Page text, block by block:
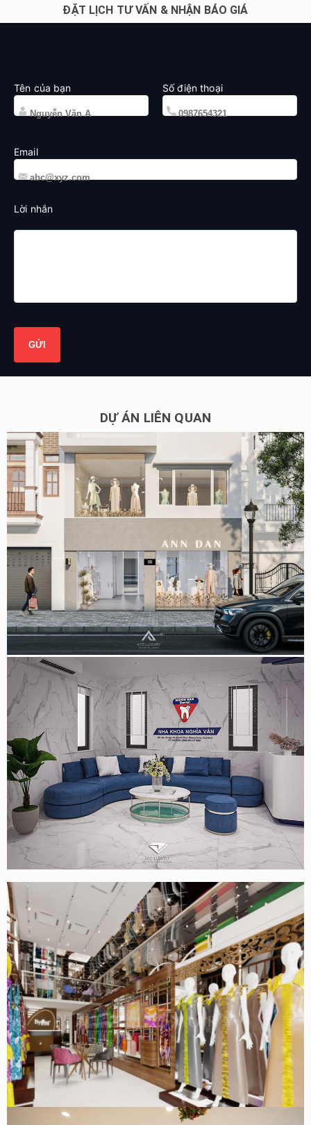
ĐẶT LỊCH TƯ VẤN & NHẬN BÁO GIÁ
Tên của bạn Số điện thoại
Email
Lời nhắn
DỰ ÁN LIÊN QUAN
Thiết kế shop thời trang Anndan 120m2 tại Nguyễn Hy
Quang, Hà Nội
Thiết kế phòng khám nha khoa Nghĩa Vân – Huỳnh Thúc
Kháng – Hà Nội
Thiết kế cửa hàng áo dài Byfas 4 tầng 1 lửng – Tràng Tiền,
Hoàn Kiếm